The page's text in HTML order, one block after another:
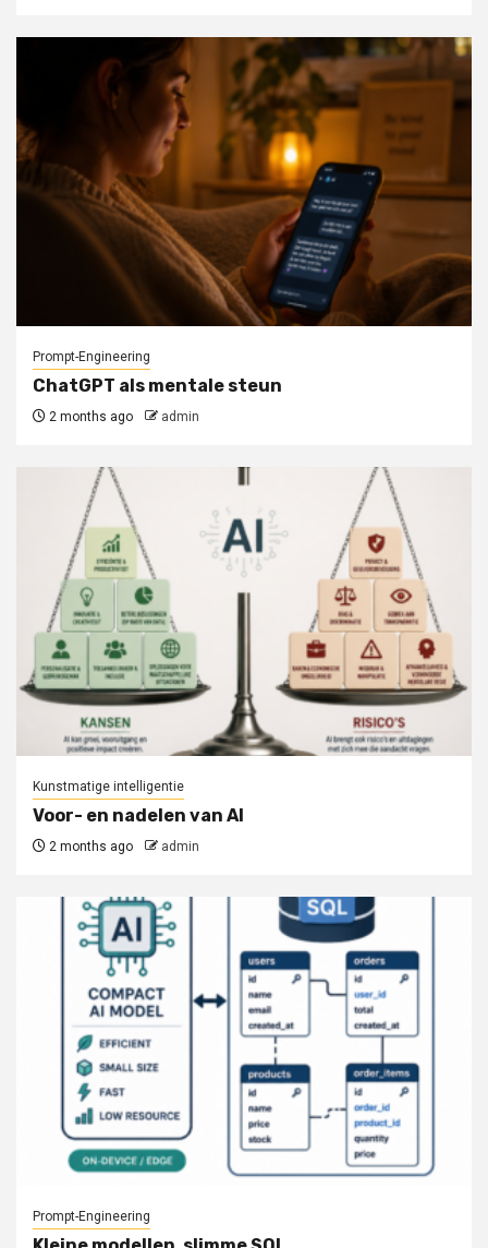
Prompt-Engineering
ChatGPT als mentale steun
2 months ago admin
Kunstmatige intelligentie
Voor- en nadelen van AI
2 months ago admin
Prompt-Engineering